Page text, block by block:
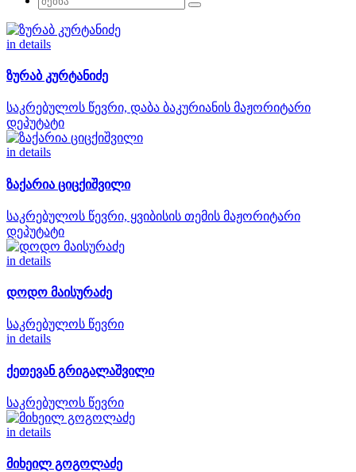
in details
ზურაბ კურტანიძე
საკრებულოს წევრი, დაბა ბაკურიანის მაჟორიტარი
დეპუტატი
in details
ზაქარია ციცქიშვილი
საკრებულოს წევრი, ყვიბისის თემის მაჟორიტარი
დეპუტატი
in details
დოდო მაისურაძე
საკრებულოს წევრი
in details
ქეთევან გრიგალაშვილი
საკრებულოს წევრი
in details
მიხეილ გოგოლაძე